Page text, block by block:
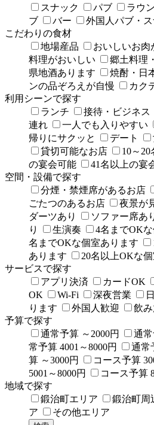
スナック
パブ ラウ
ブ
バー 外国人パブ・
こだわりの食材
地場産品
おいしいお肉
料理がおいしい
郷土料理
県地酒あります
焼酎・日
ンの品ぞろえが自慢
カク
利用シーンで探す
ランチ
接待・ビジネス
連れ
一人でも入りやすい
帰りにサクッと
デート
貸切可能なお店
10～
の宴会可能
41名以上の宴
空間・設備で探す
分煙・禁煙席があるお店
ごたつのあるお店
夜景が
ダーツあり
ソファー席あ
り
生演奏 4名までOK
名までOKな個室あります
あります
20名以上OKな
サービスで探す
アプリ決済
カードOK
OK
Wi-Fi 深夜営業
ります
外国人歓迎 飲
予算で探す
通常予算 ～2000円
通常
常予算 4001～8000円
通常
算 ～3000円
コース予算
5001～8000円
コース予算
地域で探す
鍛治町エリア
鍛治町周
ア
その他エリア